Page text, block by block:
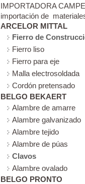
IMPORTADORA
importación de
ARCELOR MITTAL
Fierro de
Fierro liso
Fierro para eje
Malla electrosoldada
Cordón pretensado
BELGO BEKAERT
Alambre de amarre
Alambre galvanizado
Alambre tejido
Alambre de púas
Clavos
Alambre ovalado
BELGO PRONTO